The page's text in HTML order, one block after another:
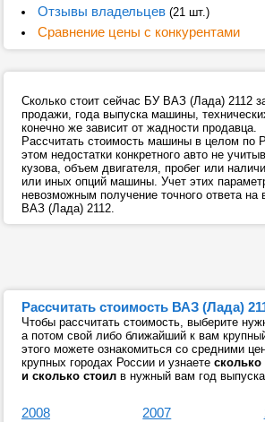
Отзывы владельцев(21 шт.)
Сравнение цены с конкурентами
Сколько стоит сейчас БУ ВАЗ (Лада) 2112
продажи, года выпуска машины,
конечно же зависит от жадности продавца.
Рассчитать стоимость машины в целом по
этом недостатки конкретного авто не
кузова, объем двигателя, пробег или
или иных опций машины. Учет этих
невозможным получение точного ответа на
ВАЗ (Лада) 2112.
Рассчитать стоимость ВАЗ (Лада)
Чтобы рассчитать стоимость, выберите
а потом свой либо ближайший к вам
этого можете ознакомиться со средними
крупных городах России и узнаете сколько
и сколько стоил в нужный вам год
2008 2007